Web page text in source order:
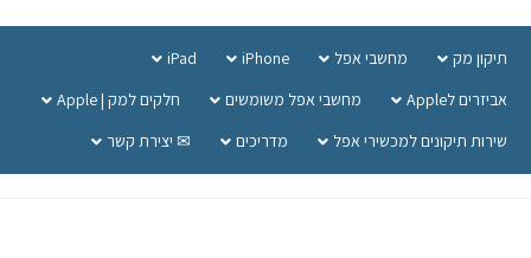
תיקון מק מחשבי אפל iPhone
iPad
אביזרים לApple
מחשבי אפל משומשים
חלקים למק | Apple
שירות תיקונים למכשירי אפל
מדריכים ✉ יצירת קשר